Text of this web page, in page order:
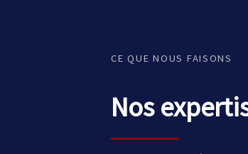
CE QUE NOUS FAISONS
Nos